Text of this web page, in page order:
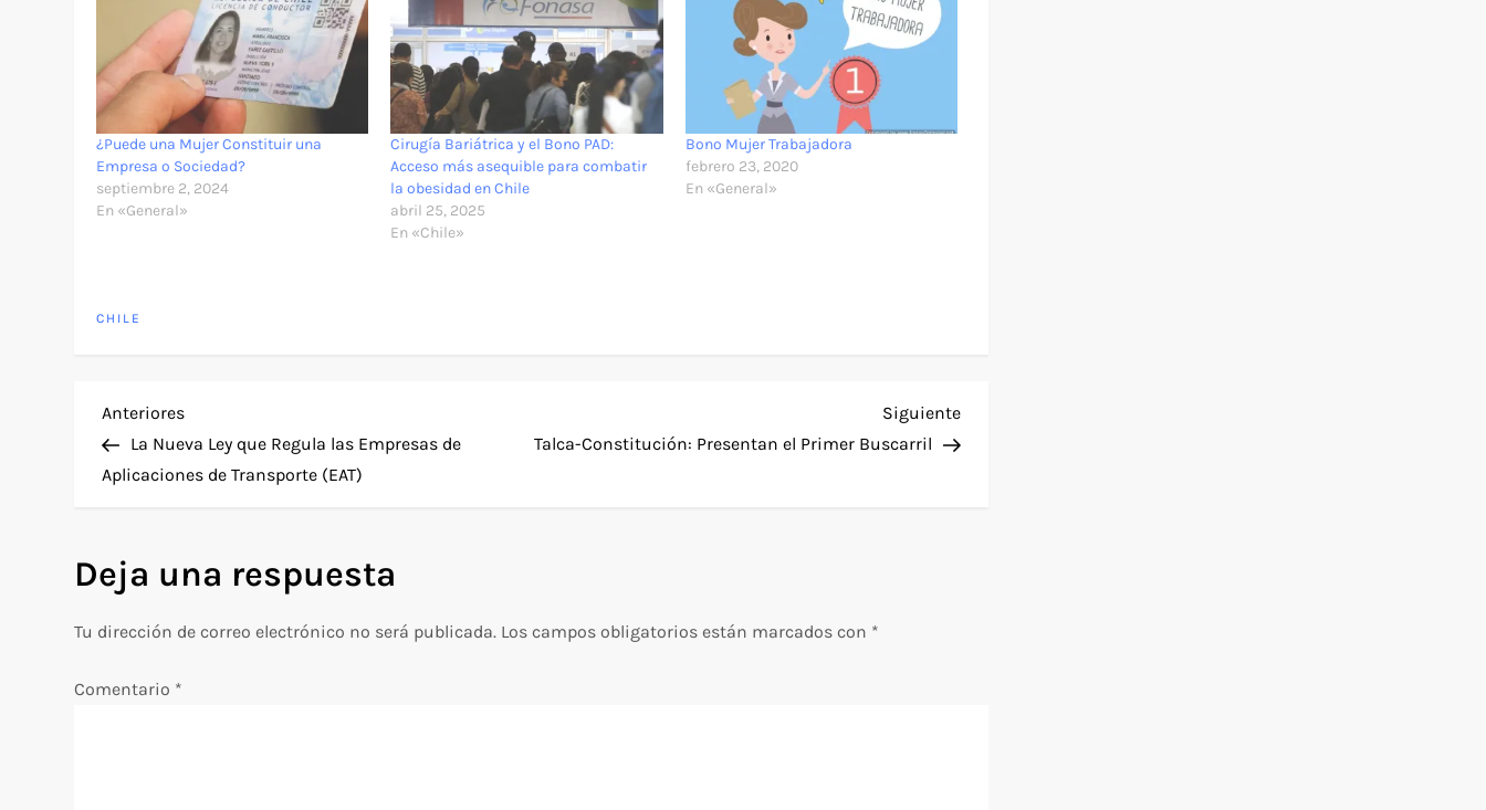
¿Puede una Mujer Constituir una
Empresa o Sociedad?
septiembre 2, 2024
En «General»
Cirugía Bariátrica y el Bono PAD:
Acceso más asequible para combatir
la obesidad en Chile
abril 25, 2025
En «Chile»
Bono Mujer Trabajadora
febrero 23, 2020
En «General»
CHILE
N
a
e
g
a
Entrada
anterior
Anteriores
La Nueva Ley que Regula las Empresas de
Aplicaciones de Transporte (EAT)
Siguiente
entrada
Siguiente
Talca-Constitución: Presentan el Primer Buscarril
Deja una respuesta
Tu dirección de correo electrónico no será publicada. Los campos obligatorios están marcados con *
Comentario *